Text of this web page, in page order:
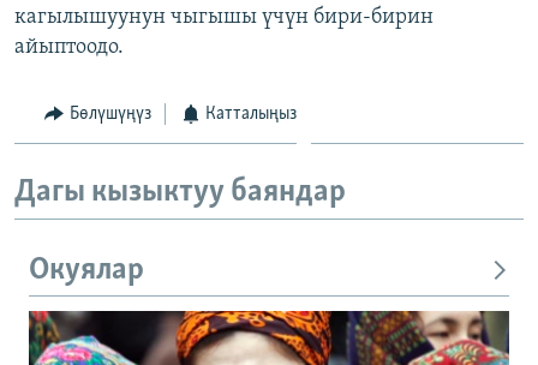
ЭЕ/АРнун бардык сайттары
кагылышуунун чыгышы үчүн бири-бирин
айыптоодо.
Бөлүшүңүз Катталыңыз
Дагы кызыктуу баяндар
Окуялар